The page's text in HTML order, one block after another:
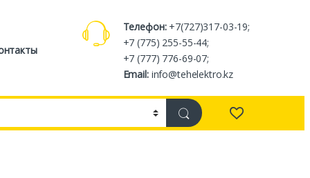
Телефон:+7(727)317-03-19;
+7 (775) 255-55-44;
+7 (777) 776-69-07;
Email:info@tehelektro.kz